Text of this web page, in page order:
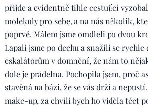
přijde a evidentně tihle cestující
molekuly pro sebe, a na nás několik,
poprvé. Málem jsme omdleli po dvou
Lapali jsme po dechu a snažili se rychle
eskalátorům v domnění, že nám to
dole je prádelna. Pochopila jsem, proč
stavěná na bázi, že se vás drží a
make-up, za chvíli bych ho viděla téct